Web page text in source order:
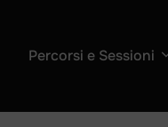
Percorsi e Sessioni